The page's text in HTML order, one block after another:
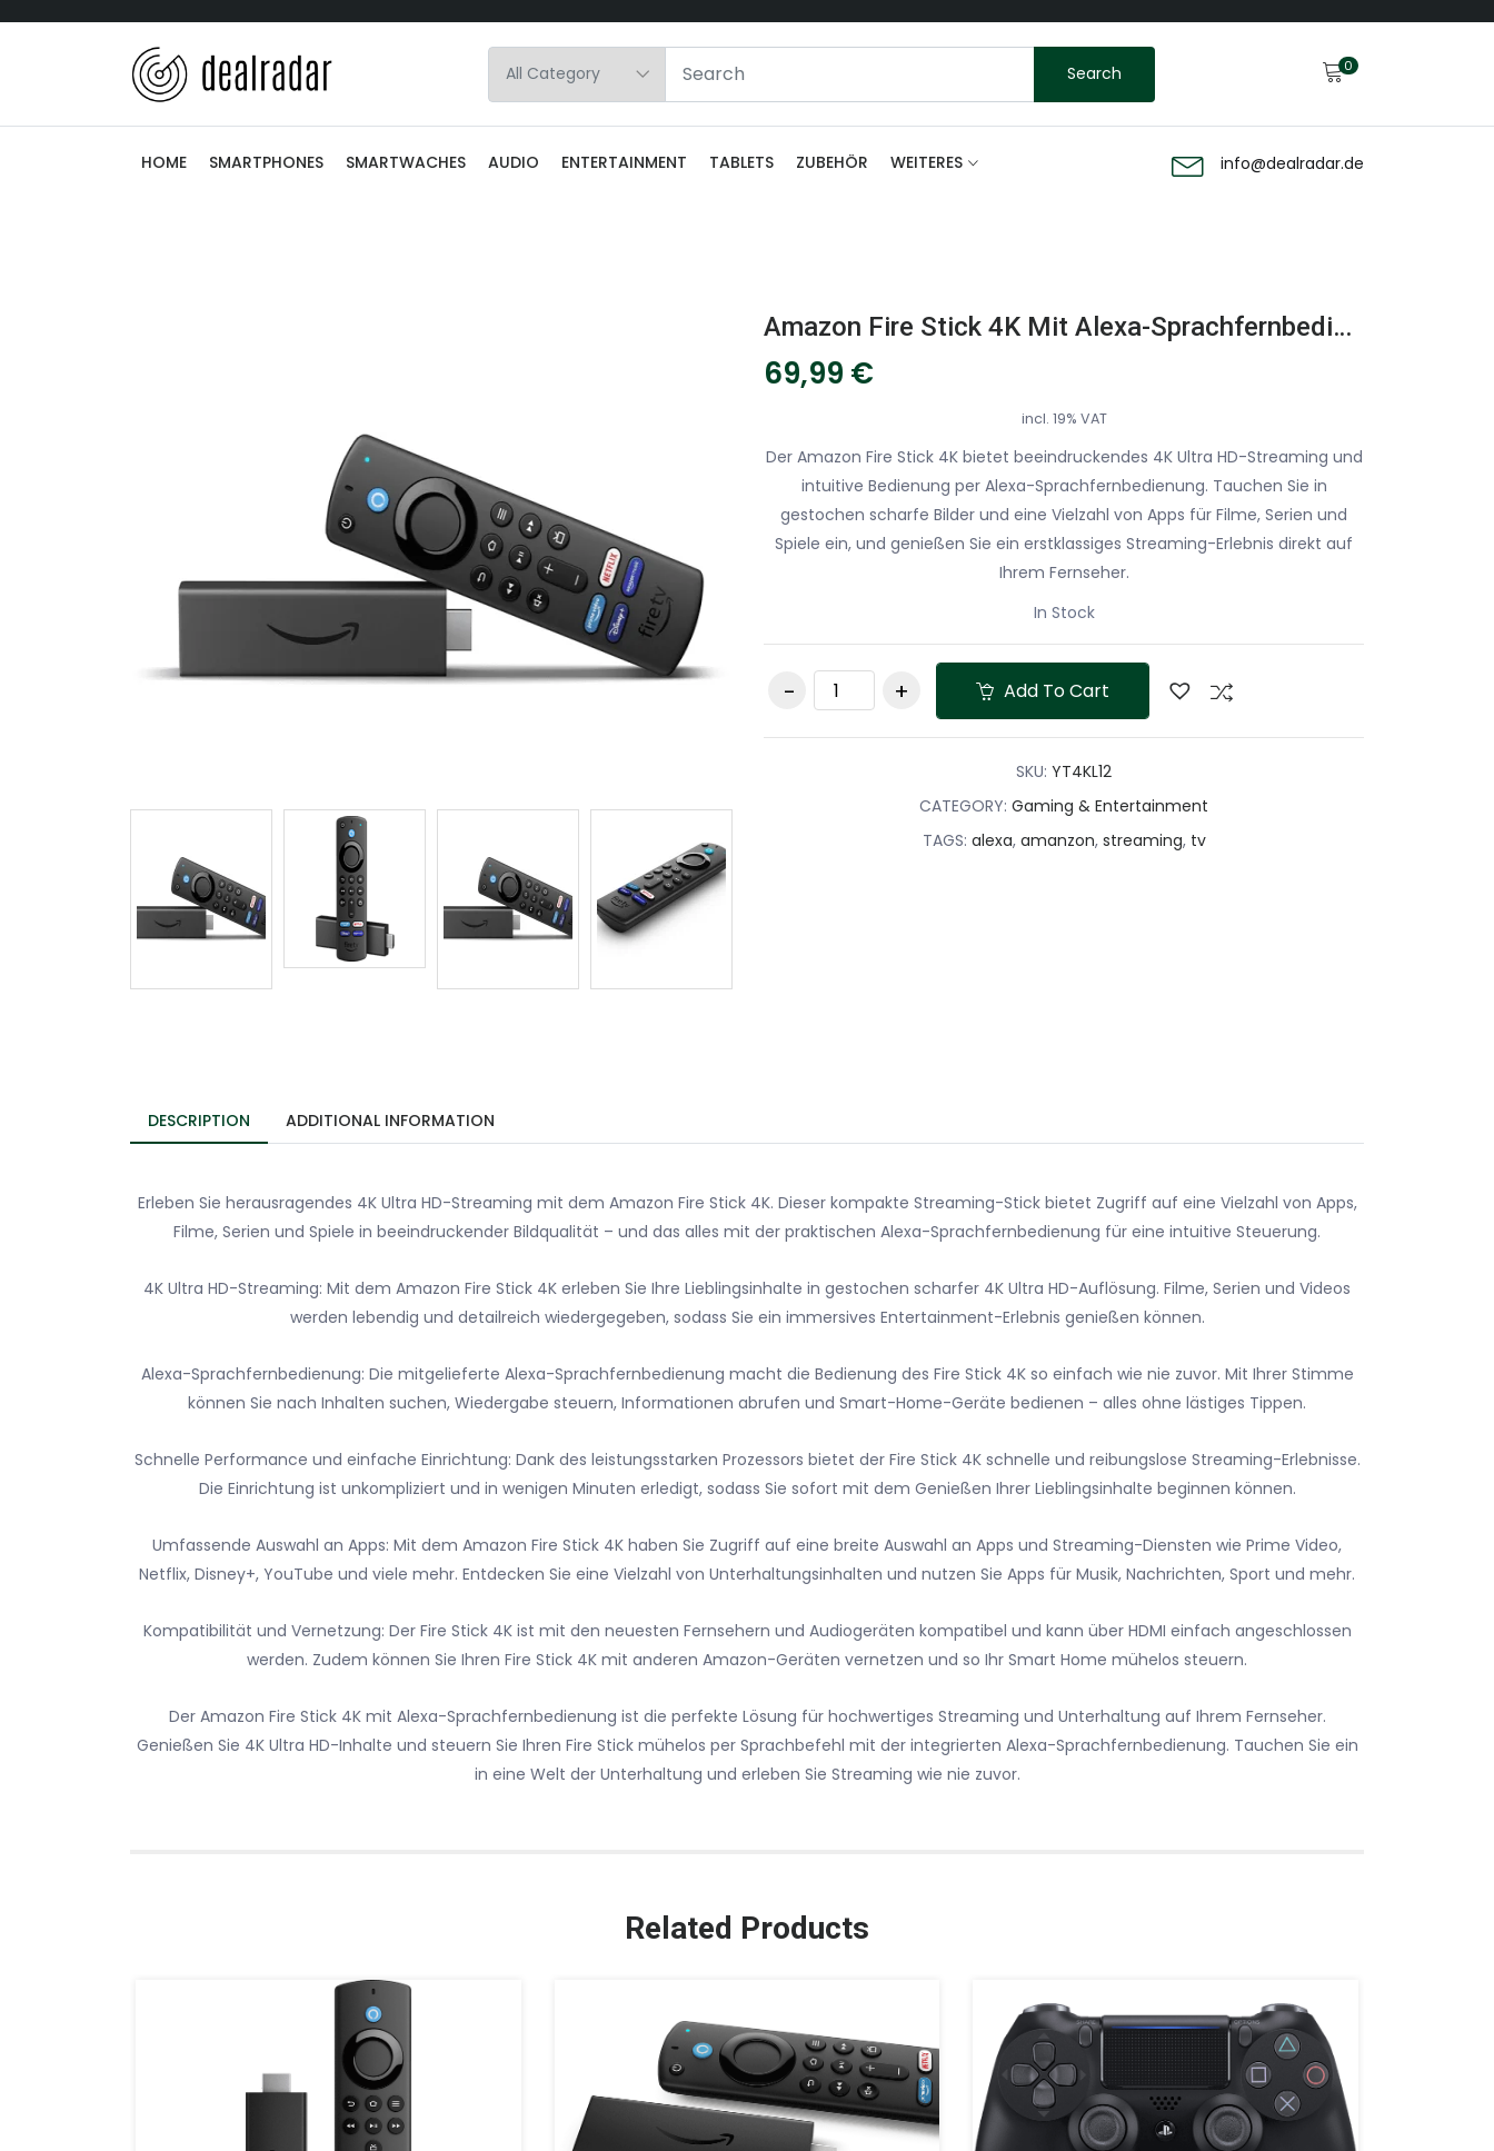
Search 0
HOME SMARTPHONES SMARTWACHES AUDIO ENTERTAINMENT TABLETS ZUBEHÖR WEITERES info@dealradar.de
Amazon Fire Stick 4K Mit Alexa-Sprachfernbedienung Streaming Stick, Schwarz
69,99 €
incl. 19% VAT
Der Amazon Fire Stick 4K bietet beeindruckendes 4K Ultra HD-Streaming und
intuitive Bedienung per Alexa-Sprachfernbedienung. Tauchen Sie in
gestochen scharfe Bilder und eine Vielzahl von Apps für Filme, Serien und
Spiele ein, und genießen Sie ein erstklassiges Streaming-Erlebnis direkt auf
Ihrem Fernseher.
In Stock
Amazon Fire Stick 4K
mit Alexa-
Sprachfernbedienung
Add To Cart
SKU: YT4KL12
CATEGORY: Gaming & Entertainment
TAGS: alexa, amanzon, streaming, tv
DESCRIPTION ADDITIONAL INFORMATION
Erleben Sie herausragendes 4K Ultra HD-Streaming mit dem Amazon Fire Stick 4K. Dieser kompakte Streaming-Stick bietet Zugriff auf eine Vielzahl von Apps,
Filme, Serien und Spiele in beeindruckender Bildqualität – und das alles mit der praktischen Alexa-Sprachfernbedienung für eine intuitive Steuerung.
4K Ultra HD-Streaming: Mit dem Amazon Fire Stick 4K erleben Sie Ihre Lieblingsinhalte in gestochen scharfer 4K Ultra HD-Auflösung. Filme, Serien und Videos
werden lebendig und detailreich wiedergegeben, sodass Sie ein immersives Entertainment-Erlebnis genießen können.
Alexa-Sprachfernbedienung: Die mitgelieferte Alexa-Sprachfernbedienung macht die Bedienung des Fire Stick 4K so einfach wie nie zuvor. Mit Ihrer Stimme
können Sie nach Inhalten suchen, Wiedergabe steuern, Informationen abrufen und Smart-Home-Geräte bedienen – alles ohne lästiges Tippen.
Schnelle Performance und einfache Einrichtung: Dank des leistungsstarken Prozessors bietet der Fire Stick 4K schnelle und reibungslose Streaming-Erlebnisse.
Die Einrichtung ist unkompliziert und in wenigen Minuten erledigt, sodass Sie sofort mit dem Genießen Ihrer Lieblingsinhalte beginnen können.
Umfassende Auswahl an Apps: Mit dem Amazon Fire Stick 4K haben Sie Zugriff auf eine breite Auswahl an Apps und Streaming-Diensten wie Prime Video,
Netflix, Disney+, YouTube und viele mehr. Entdecken Sie eine Vielzahl von Unterhaltungsinhalten und nutzen Sie Apps für Musik, Nachrichten, Sport und mehr.
Kompatibilität und Vernetzung: Der Fire Stick 4K ist mit den neuesten Fernsehern und Audiogeräten kompatibel und kann über HDMI einfach angeschlossen
werden. Zudem können Sie Ihren Fire Stick 4K mit anderen Amazon-Geräten vernetzen und so Ihr Smart Home mühelos steuern.
Der Amazon Fire Stick 4K mit Alexa-Sprachfernbedienung ist die perfekte Lösung für hochwertiges Streaming und Unterhaltung auf Ihrem Fernseher.
Genießen Sie 4K Ultra HD-Inhalte und steuern Sie Ihren Fire Stick mühelos per Sprachbefehl mit der integrierten Alexa-Sprachfernbedienung. Tauchen Sie ein
in eine Welt der Unterhaltung und erleben Sie Streaming wie nie zuvor.
Related Products